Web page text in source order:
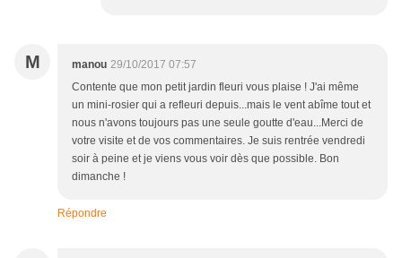
M manou 29/10/2017 07:57
Contente que mon petit jardin fleuri vous plaise ! J'ai même
un mini-rosier qui a refleuri depuis...mais le vent abîme tout et
nous n'avons toujours pas une seule goutte d'eau...Merci de
votre visite et de vos commentaires. Je suis rentrée vendredi
soir à peine et je viens vous voir dès que possible. Bon
dimanche !
Répondre